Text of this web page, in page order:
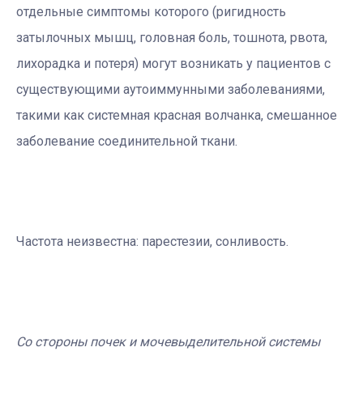
отдельные симптомы которого (ригидность
затылочных мышц, головная боль, тошнота, рвота,
лихорадка и потеря) могут возникать у пациентов с
существующими аутоиммунными заболеваниями,
такими как системная красная волчанка, смешанное
заболевание соединительной ткани.
Частота неизвестна: парестезии, сонливость.
Со стороны почек и мочевыделительной системы